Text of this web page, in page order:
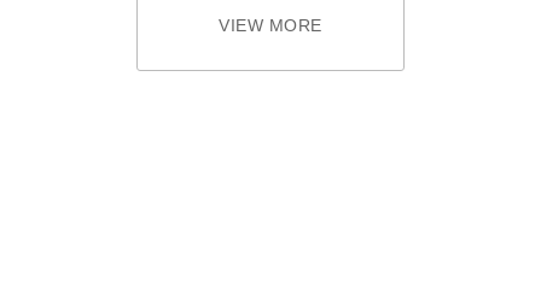
VIEW MORE